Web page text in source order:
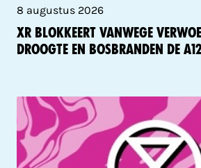
8 augustus 2026
XR blokkeert vanwege
droogte en bosbranden de